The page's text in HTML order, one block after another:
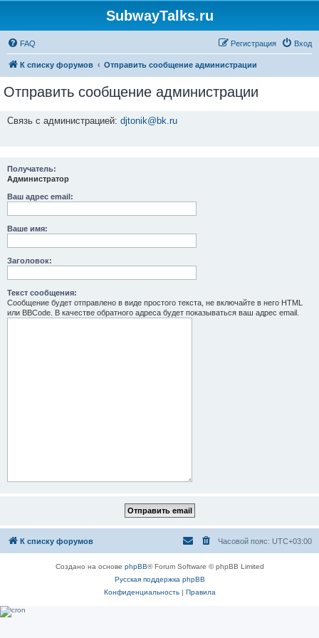
SubwayTalks.ru
FAQ Вход
Регистрация
К списку форумов Отправить сообщение администрации
Отправить сообщение администрации
Связь с администрацией: djtonik@bk.ru
Получатель:
Администратор
Ваш адрес email:
Ваше имя:
Заголовок:
Текст сообщения:
Сообщение будет отправлено в виде простого текста, не включайте в него HTML
или BBCode. В качестве обратного адреса будет показываться ваш адрес email.
К списку форумов Часовой пояс: UTC+03:00
Создано на основе phpBB® Forum Software © phpBB Limited
Русская поддержка phpBB
Конфиденциальность| Правила